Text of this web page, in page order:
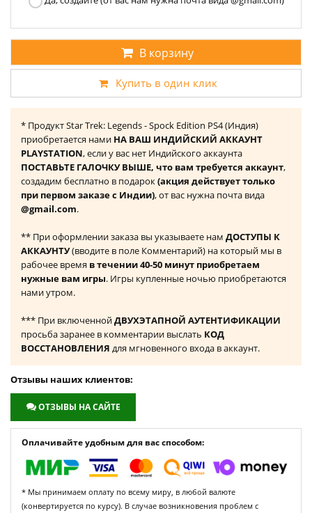
В корзину
Купить в один клик
* Продукт Star Trek: Legends - Spock Edition PS4 (Индия)
приобретается нами НА ВАШ ИНДИЙСКИЙ АККАУНТ
PLAYSTATION, если у вас нет Индийского аккаунта
ПОСТАВЬТЕ ГАЛОЧКУ ВЫШЕ, что вам требуется аккаунт,
создадим бесплатно в подарок(акция действует только
при первом заказе с Индии), от вас нужна почта вида
@gmail.com.
** При оформлении заказа вы указываете нам ДОСТУПЫ К
АККАУНТУ(вводите в поле Комментарий) на который мы в
рабочее время в течении 40-50 минут приобретаем
нужные вам игры. Игры купленные ночью приобретаются
нами утром.
*** При включеннойДВУХЭТАПНОЙ АУТЕНТИФИКАЦИИ
просьба заранее в комментарии выслать КОД
ВОССТАНОВЛЕНИЯ для мгновенного входа в аккаунт.
Отзывы наших клиентов:
ОТЗЫВЫ НА САЙТЕ
Оплачивайте удобным для вас способом:
* Мы принимаем оплату по всему миру, в любой валюте
(конвертируется по курсу). В случае возникновения проблем с